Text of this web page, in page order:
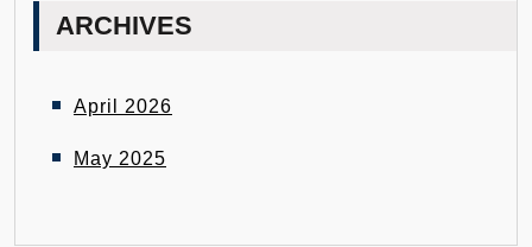
ARCHIVES
April 2026
May 2025